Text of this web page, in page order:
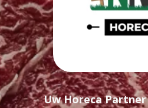
Uw Horeca